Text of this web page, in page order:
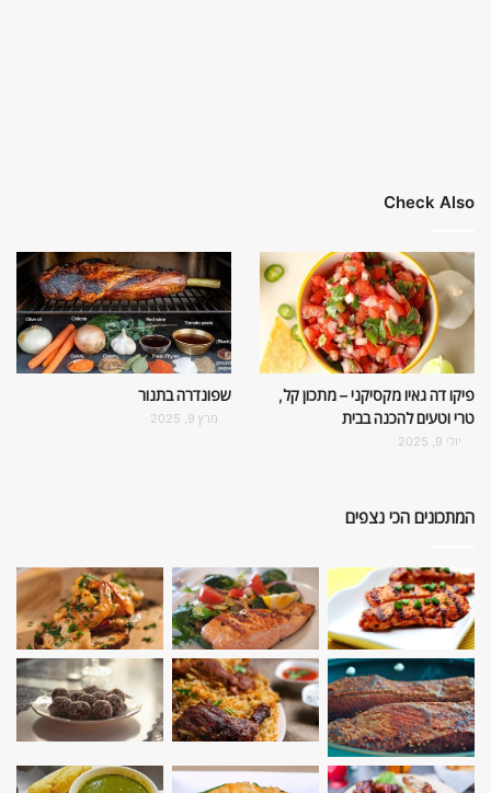
Check Also
פיקו דה גאיו מקסיקני – מתכון קל,
טרי וטעים להכנה בבית
יולי 9, 2025
שפונדרה בתנור
מרץ 9, 2025
המתכונים הכי נצפים